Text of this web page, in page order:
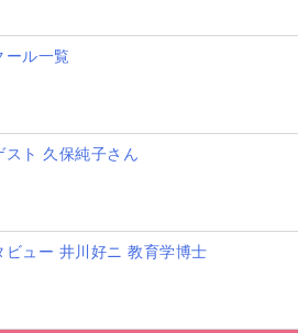
ール一覧
スト 久保純子さん
ビュー 井川好ニ 教育学博士